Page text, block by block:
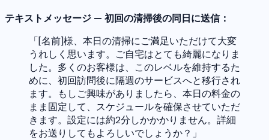
テキストメッセージ — 初回の清掃後の同日に送信：
「[名前]様、本日の清掃にご満足いただけて大変
うれしく思います。ご自宅はとても綺麗になりま
した。多くのお客様は、このレベルを維持するた
めに、初回訪問後に隔週のサービスへと移行され
ます。もしご興味がありましたら、本日の料金の
まま固定して、スケジュールを確保させていただ
きます。設定には約2分しかかかりません。詳細
をお送りしてもよろしいでしょうか？」